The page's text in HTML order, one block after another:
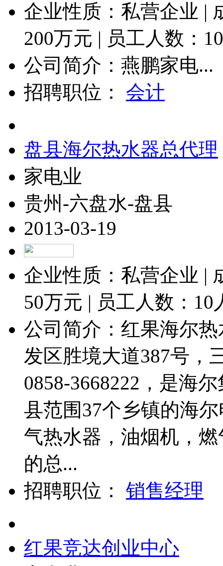
企业性质：私营企业 |
200万元 | 员工人数：
公司简介：燕鹏家电...
招聘职位： 会计
盘县海尔热水器总代理
家电业
贵州-六盘水-盘县
2013-03-19
企业性质：私营企业 |
50万元 | 员工人数： 10
公司简介：红果海尔
发区胜境大道387号，
0858-3668222，是海
县范围37个乡镇的海
气热水器，油烟机，
的总...
招聘职位： 销售经理
红果竞达创业中心